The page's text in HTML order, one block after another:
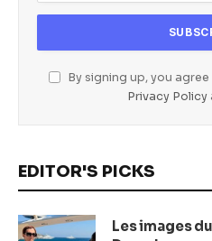
By signing up, you
Privacy Policy
EDITOR'S PICKS
Les images